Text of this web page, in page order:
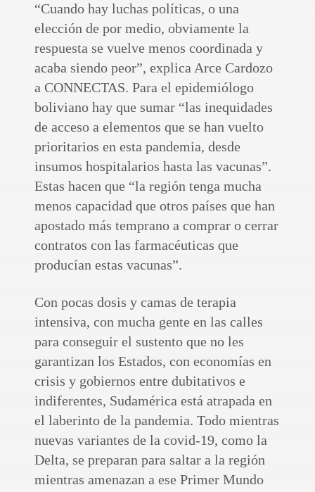
“Cuando hay luchas políticas, o una
elección de por medio, obviamente la
respuesta se vuelve menos coordinada y
acaba siendo peor”, explica Arce Cardozo
a CONNECTAS. Para el epidemiólogo
boliviano hay que sumar “las inequidades
de acceso a elementos que se han vuelto
prioritarios en esta pandemia, desde
insumos hospitalarios hasta las vacunas”.
Estas hacen que “la región tenga mucha
menos capacidad que otros países que han
apostado más temprano a comprar o cerrar
contratos con las farmacéuticas que
producían estas vacunas”.
Con pocas dosis y camas de terapia
intensiva, con mucha gente en las calles
para conseguir el sustento que no les
garantizan los Estados, con economías en
crisis y gobiernos entre dubitativos e
indiferentes, Sudamérica está atrapada en
el laberinto de la pandemia. Todo mientras
nuevas variantes de la covid-19, como la
Delta, se preparan para saltar a la región
mientras amenazan a ese Primer Mundo